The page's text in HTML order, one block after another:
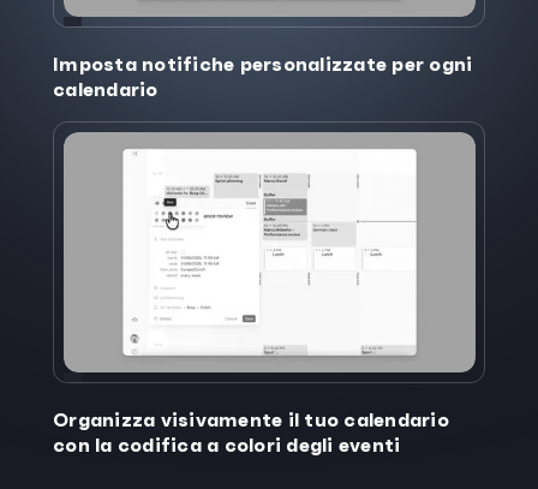
Imposta notifiche personalizzate per ogni
calendario
Organizza visivamente il tuo calendario
con la codifica a colori degli eventi